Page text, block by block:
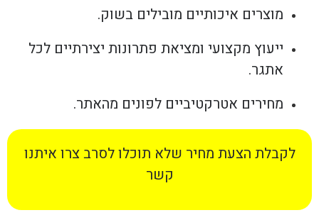
מוצרים איכותיים מובילים בשוק.
ייעוץ מקצועי ומציאת פתרונות יצירתיים לכל
אתגר.
מחירים אטרקטיביים לפונים מהאתר.
לקבלת הצעת מחיר שלא תוכלו לסרב צרו איתנו
קשר